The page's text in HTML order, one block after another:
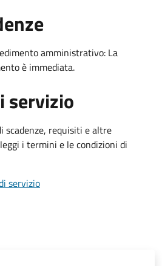
amministrativo: La
è immediata.
servizio
scadenze, requisiti e altre
i termini e le condizioni di
servizio